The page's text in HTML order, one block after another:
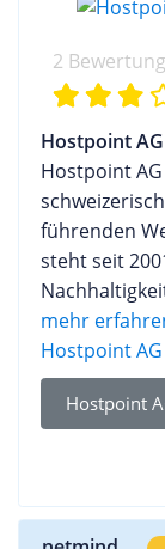
2
Hostpoint AG
Hostpoint
führenden
steht seit
Domain-
Lösungen
Hostpoint
wie auch
das
Erfahrung,
mehr
Hostpoint AG
Hostpoint